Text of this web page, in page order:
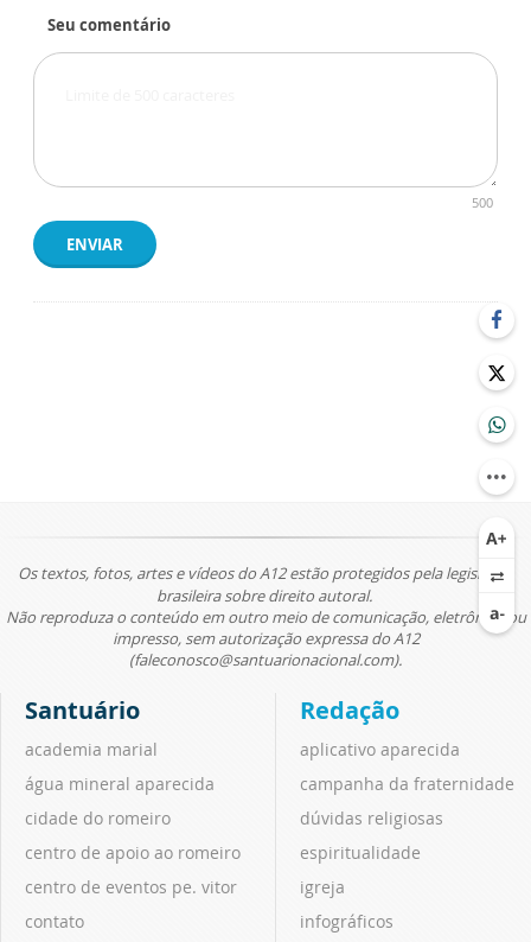
Seu comentário
500
ENVIAR
Os textos, fotos, artes e vídeos do A12 estão protegidos pela legislação
brasileira sobre direito autoral.
Não reproduza o conteúdo em outro meio de comunicação, eletrônico ou
impresso, sem autorização expressa do A12
(faleconosco@santuarionacional.com).
Santuário
academia marial
água mineral aparecida
cidade do romeiro
centro de apoio ao romeiro
centro de eventos pe. vitor
contato
Redação
aplicativo aparecida
campanha da fraternidade
dúvidas religiosas
espiritualidade
igreja
infográficos